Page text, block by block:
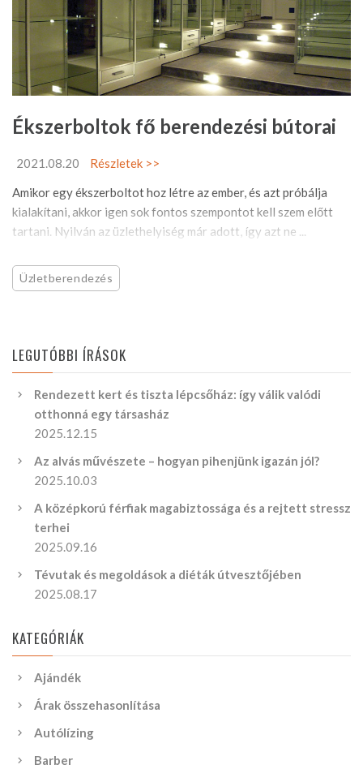
Ékszerboltok fő berendezési bútorai
2021.08.20
Részletek >>
Amikor egy ékszerboltot hoz létre az ember, és azt próbálja
kialakítani, akkor igen sok fontos szempontot kell szem előtt
tartani. Nyilván az üzlethelyiség már adott, így azt ne ...
Üzletberendezés
LEGUTÓBBI ÍRÁSOK
Rendezett kert és tiszta lépcsőház: így válik valódi
otthonná egy társasház
2025.12.15
Az alvás művészete – hogyan pihenjünk igazán jól?
2025.10.03
A középkorú férfiak magabiztossága és a rejtett stressz
terhei
2025.09.16
Tévutak és megoldások a diéták útvesztőjében
2025.08.17
KATEGÓRIÁK
Ajándék
Árak összehasonlítása
Autólízing
Barber